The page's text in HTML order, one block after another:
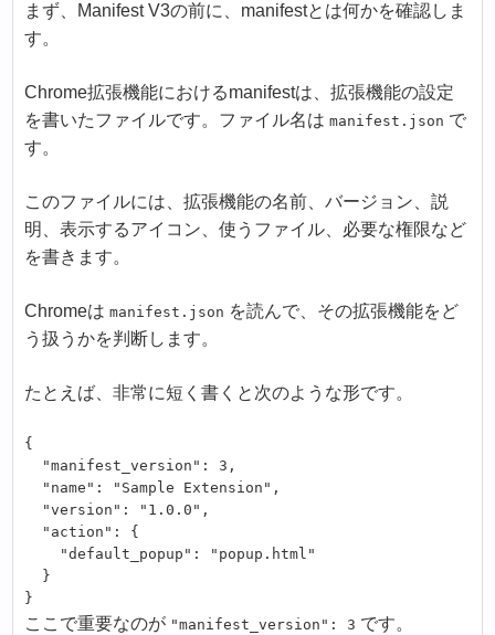
まず、Manifest V3の前に、manifestとは何かを確認しま
す。
Chrome拡張機能におけるmanifestは、拡張機能の設定
を書いたファイルです。ファイル名はmanifest.json で
す。
このファイルには、拡張機能の名前、バージョン、説
明、表示するアイコン、使うファイル、必要な権限など
を書きます。
Chromeはmanifest.json を読んで、その拡張機能をど
う扱うかを判断します。
たとえば、非常に短く書くと次のような形です。
{
  "manifest_version": 3,
  "name": "Sample Extension",
  "version": "1.0.0",
  "action": {
    "default_popup": "popup.html"
  }
}
ここで重要なのが "manifest_version": 3 です。